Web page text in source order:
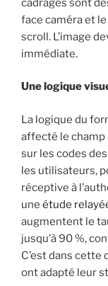
face caméra et
scroll. L’image
immédiate.
Une logique
La logique du
affecté le champ
sur les codes
les utilisateurs,
réceptive à
une étude
augmentent le
jusqu’à 90 %,
C’est dans
ont adapté leur